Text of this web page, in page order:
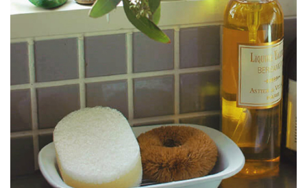
プライ
バシー
ポリシ
ー
採用情